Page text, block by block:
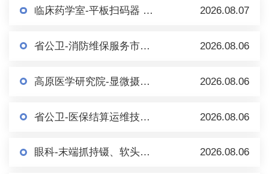
临床药学室-平板扫码器 市场调研 2026.08.07
省公卫-消防维保服务市场调研（第二轮） 2026.08.06
高原医学研究院-显微摄像系统（倒置） 市场调研 2026.08.06
省公卫-医保结算运维技术服务市场调研 2026.08.06
眼科-末端抓持镊、软头移液手柄、内界膜镊等眼科耗材/手术器械 市场调研 2026.08.06